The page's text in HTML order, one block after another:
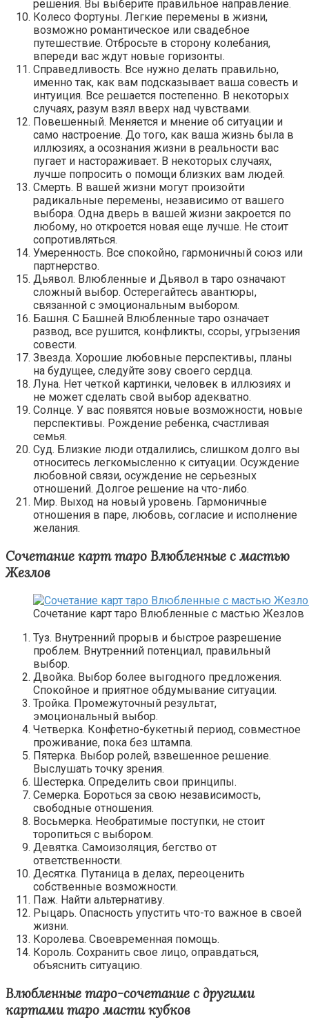
решения. Вы выберите правильное направление.
Колесо Фортуны. Легкие перемены в жизни,
возможно романтическое или свадебное
путешествие. Отбросьте в сторону колебания,
впереди вас ждут новые горизонты.
Справедливость. Все нужно делать правильно,
именно так, как вам подсказывает ваша совесть и
интуиция. Все решается постепенно. В некоторых
случаях, разум взял вверх над чувствами.
Повешенный. Меняется и мнение об ситуации и
само настроение. До того, как ваша жизнь была в
иллюзиях, а осознания жизни в реальности вас
пугает и настораживает. В некоторых случаях,
лучше попросить о помощи близких вам людей.
Смерть. В вашей жизни могут произойти
радикальные перемены, независимо от вашего
выбора. Одна дверь в вашей жизни закроется по
любому, но откроется новая еще лучше. Не стоит
сопротивляться.
Умеренность. Все спокойно, гармоничный союз или
партнерство.
Дьявол. Влюбленные и Дьявол в таро означают
сложный выбор. Остерегайтесь авантюры,
связанной с эмоциональным выбором.
Башня. С Башней Влюбленные таро означает
развод, все рушится, конфликты, ссоры, угрызения
совести.
Звезда. Хорошие любовные перспективы, планы
на будущее, следуйте зову своего сердца.
Луна. Нет четкой картинки, человек в иллюзиях и
не может сделать свой выбор адекватно.
Солнце. У вас появятся новые возможности, новые
перспективы. Рождение ребенка, счастливая
семья.
Суд. Близкие люди отдалились, слишком долго вы
относитесь легкомысленно к ситуации. Осуждение
любовной связи, осуждение не серьезных
отношений. Долгое решение на что-либо.
Мир. Выход на новый уровень. Гармоничные
отношения в паре, любовь, согласие и исполнение
желания.
Сочетание карт таро Влюбленные с мастью
Жезлов
Сочетание карт таро Влюбленные с мастью Жезлов
Туз. Внутренний прорыв и быстрое разрешение
проблем. Внутренний потенциал, правильный
выбор.
Двойка. Выбор более выгодного предложения.
Спокойное и приятное обдумывание ситуации.
Тройка. Промежуточный результат,
эмоциональный выбор.
Четверка. Конфетно-букетный период, совместное
проживание, пока без штампа.
Пятерка. Выбор ролей, взвешенное решение.
Выслушать точку зрения.
Шестерка. Определить свои принципы.
Семерка. Бороться за свою независимость,
свободные отношения.
Восьмерка. Необратимые поступки, не стоит
торопиться с выбором.
Девятка. Самоизоляция, бегство от
ответственности.
Десятка. Путаница в делах, переоценить
собственные возможности.
Паж. Найти альтернативу.
Рыцарь. Опасность упустить что-то важное в своей
жизни.
Королева. Своевременная помощь.
Король. Сохранить свое лицо, оправдаться,
объяснить ситуацию.
Влюбленные таро-сочетание с другими
картами таро масти кубков